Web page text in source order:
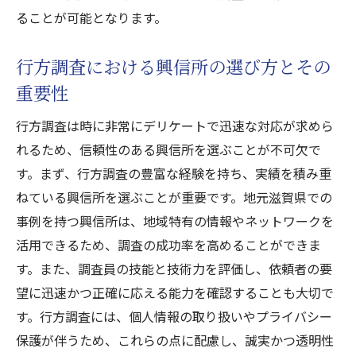
滋賀県内で行方調査を行う際の注意点
滋賀県内の興信所が浮気調査で心の平穏をサポ
ートする理由
浮気調査が心の平穏をもたらす理由
興信所が提供する安心の浮気調査サービス
滋賀県の興信所が選ばれる理由とは
浮気調査の成功に欠かせないサポート体制
心の平穏を取り戻すための浮気調査の流れ
浮気調査後のケアとサポートの充実
情報調査に特化した興信所の選び方とそのメリ
ット
情報調査に強い興信所の見極め方
ることが可能となります。
行方調査における興信所の選び方とその
重要性
行方調査は時に非常にデリケートで迅速な対応が求めら
れるため、信頼性のある興信所を選ぶことが不可欠で
す。まず、行方調査の豊富な経験を持ち、実績を積み重
ねている興信所を選ぶことが重要です。地元滋賀県での
事例を持つ興信所は、地域特有の情報やネットワークを
活用できるため、調査の成功率を高めることができま
す。また、調査員の技能と技術力を評価し、依頼者の要
望に迅速かつ正確に応える能力を確認することも大切で
す。行方調査には、個人情報の取り扱いやプライバシー
保護が伴うため、これらの点に配慮し、誠実かつ透明性